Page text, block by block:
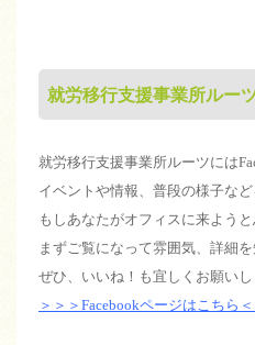
就労移行支援事業所ルー
就労移行支援事業所ルーツには
イベントや情報、普段の様子など
もしあなたがオフィスに来よう
まずご覧になって雰囲気、詳細を
ぜひ、いいね！も宜しくお願いし
＞＞＞Facebookページはこちら＜